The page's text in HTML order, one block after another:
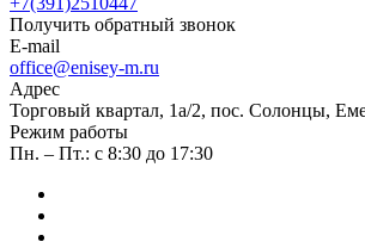
Получить обратный звонок
E-mail
office@enisey-m.ru
Адрес
​Торговый квартал, 1а/2, пос. Солонцы,
Режим работы
Пн. – Пт.: с 8:30 до 17:30